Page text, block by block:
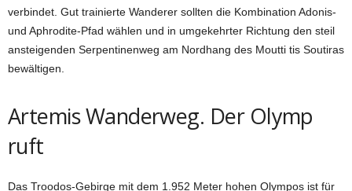
verbindet. Gut trainierte Wanderer sollten die Kombination Adonis-
und Aphrodite-Pfad wählen und in umgekehrter Richtung den steil
ansteigenden Serpentinenweg am Nordhang des Moutti tis Soutiras
bewältigen.
Artemis Wanderweg. Der Olymp
ruft
Das Troodos-Gebirge mit dem 1.952 Meter hohen Olympos ist für